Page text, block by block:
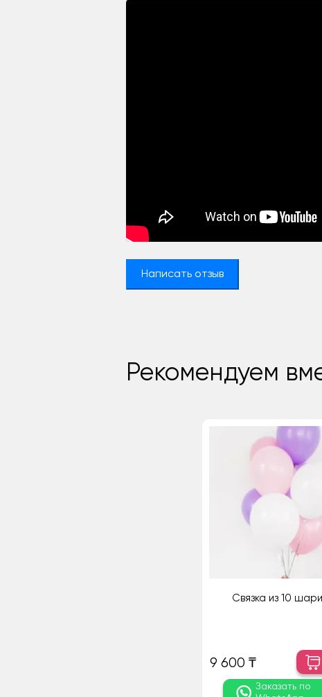
Написать отзыв
Рекомендуем
Связка из 10
9 600 ₸
Заказать по